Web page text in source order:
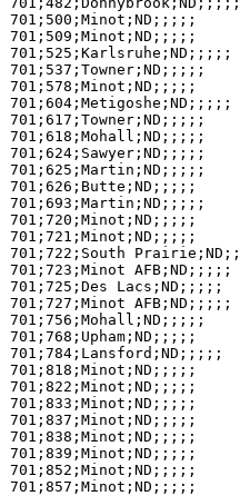
701;500;Minot;ND;;;;;
701;509;Minot;ND;;;;;
701;525;Karlsruhe;ND;;;;;
701;537;Towner;ND;;;;;
701;578;Minot;ND;;;;;
701;604;Metigoshe;ND;;;;;
701;617;Towner;ND;;;;;
701;618;Mohall;ND;;;;;
701;624;Sawyer;ND;;;;;
701;625;Martin;ND;;;;;
701;626;Butte;ND;;;;;
701;693;Martin;ND;;;;;
701;720;Minot;ND;;;;;
701;721;Minot;ND;;;;;
701;722;South
701;723;Minot AFB;ND;;;;;
701;725;Des Lacs;ND;;;;;
701;727;Minot AFB;ND;;;;;
701;756;Mohall;ND;;;;;
701;768;Upham;ND;;;;;
701;784;Lansford;ND;;;;;
701;818;Minot;ND;;;;;
701;822;Minot;ND;;;;;
701;833;Minot;ND;;;;;
701;837;Minot;ND;;;;;
701;838;Minot;ND;;;;;
701;839;Minot;ND;;;;;
701;852;Minot;ND;;;;;
701;857;Minot;ND;;;;;